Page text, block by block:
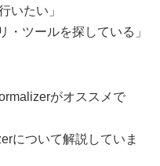
いたい」
・ツールを探している」
がオススメで
について解説していま